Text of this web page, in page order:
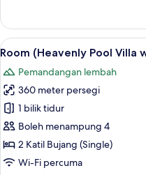
Butler)
Hot
Tub
(Heavenly
Twin
Bed
with
Butler)
Lihat
semua
foto
untuk
Room
(Heavenly
Pool
Villa
6
Room (Heavenly Pool Villa
Pemandangan lembah
360 meter persegi
1 bilik tidur
Boleh menampung 4
2 Katil Bujang (Single)
Wi-Fi percuma